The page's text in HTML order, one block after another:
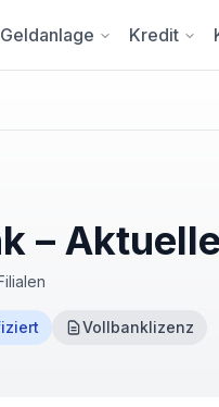
Geldanlage Kredit
–
Vollbanklizenz